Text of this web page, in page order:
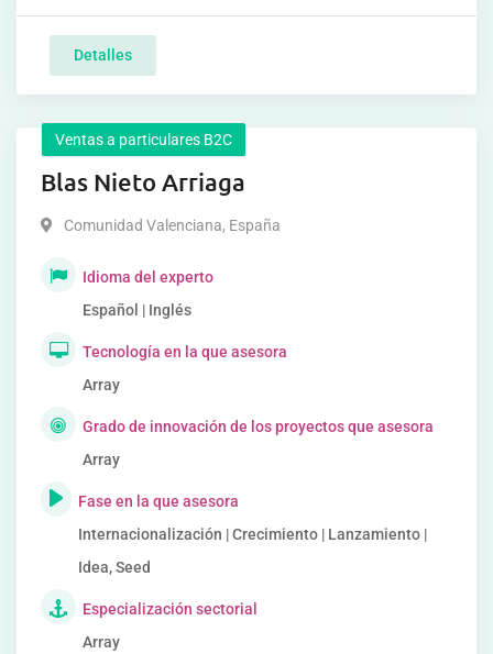
Detalles
Ventas a particulares B2C
Blas Nieto Arriaga
Comunidad Valenciana, España
Idioma del experto
Español | Inglés
Tecnología en la que asesora
Array
Grado de innovación de los proyectos que asesora
Array
Fase en la que asesora
Internacionalización | Crecimiento | Lanzamiento |
Idea, Seed
Especialización sectorial
Array